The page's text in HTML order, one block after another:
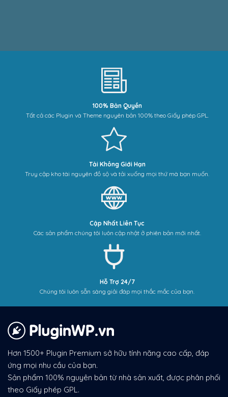
100% Bản Quyền
Tất cả các Plugin và Theme nguyên bản 100% theo Giấy phép GPL.
Tải Không Giới Hạn
Truy cập kho tài nguyên đồ sộ và tải xuống mọi thứ mà bạn muốn.
Cập Nhất Liên Tục
Các sản phẩm chúng tôi luôn cập nhật ở phiên bản mới nhất.
Hỗ Trợ 24/7
Chúng tôi luôn sẵn sàng giải đáp mọi thắc mắc của bạn.
Hơn 1500+ Plugin Premium sở hữu tính năng cao cấp, đáp
ứng mọi nhu cầu của bạn.
Sản phẩm 100% nguyên bản từ nhà sản xuất, được phân phối
theo Giấy phép GPL.